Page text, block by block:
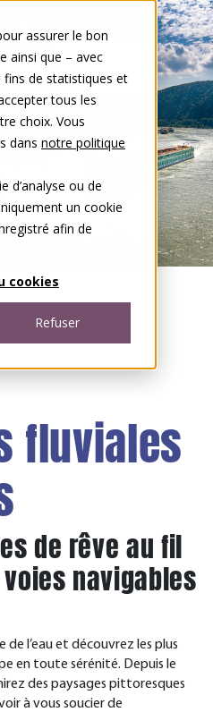
assurer le bon
ainsi que – avec
de statistiques et
tous les
choix. Vous
dans notre politique
d’analyse ou de
un cookie
afin de
cookies
Refuser
fluviales
de rêve au fil
navigables
l’eau et découvrez les plus
en toute sérénité. Depuis le
des paysages pittoresques
à vous soucier de